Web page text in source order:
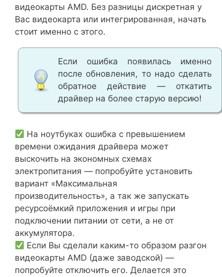
видеокарты AMD. Без разницы дискретная у
Вас видеокарта или интегрированная, начать
стоит именно с этого.
Если ошибка появилась именно
после обновления, то надо сделать
обратное действие — откатить
драйвер на более старую версию!
На ноутбуках ошибка с превышением
времени ожидания драйвера может
выскочить на экономных схемах
электропитания — попробуйте установить
вариант «Максимальная
производительность», а так же запускать
ресурсоёмкий приложения и игры при
подключении питании от сети, а не от
аккумулятора.
Если Вы сделали каким-то образом разгон
видеокарты AMD (даже заводской) —
попробуйте отключить его. Делается это